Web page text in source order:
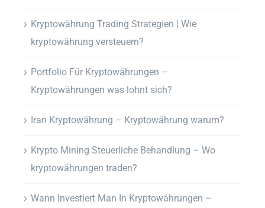
Kryptowährung Trading Strategien | Wie
kryptowährung versteuern?
Portfolio Für Kryptowährungen –
Kryptowährungen was lohnt sich?
Iran Kryptowährung – Kryptowährung warum?
Krypto Mining Steuerliche Behandlung – Wo
kryptowährungen traden?
Wann Investiert Man In Kryptowährungen –